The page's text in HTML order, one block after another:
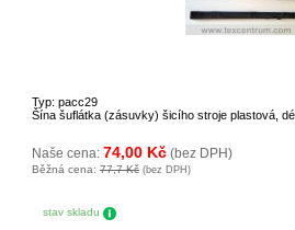
Typ: pacc29
Šína šuflátka (zásuvky) šicího stroje plastová,
Naše cena: 74,00 Kč (bez DPH)
Běžná cena: 77,7 Kč (bez DPH)
stav skladu